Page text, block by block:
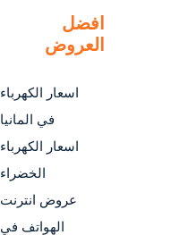
افضل
العروض
اسعار الكهرباء
في المانيا
اسعار الكهرباء
الخضراء
عروض انترنت
الهواتف في